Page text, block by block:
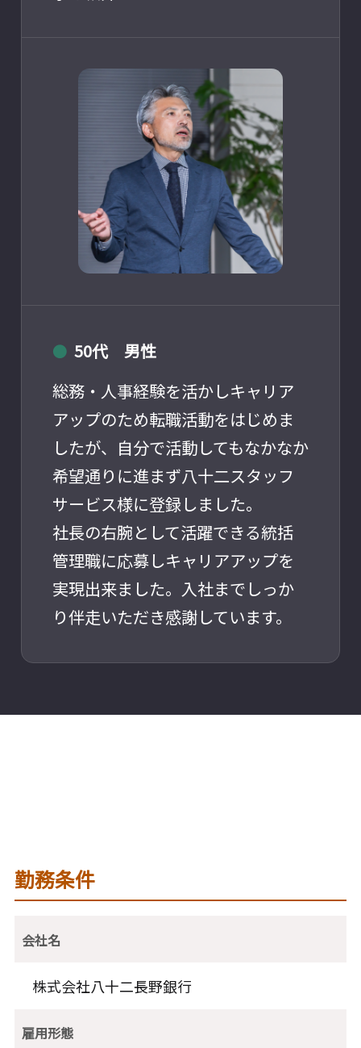
● 50代 男性
総務・人事経験を活かしキャリア
アップのため転職活動をはじめま
したが、自分で活動してもなかなか
希望通りに進まず八十二スタッフ
サービス様に登録しました。
社長の右腕として活躍できる統括
管理職に応募しキャリアアップを
実現出来ました。入社までしっか
り伴走いただき感謝しています。
勤務条件
会社名
株式会社八十二長野銀行
雇用形態